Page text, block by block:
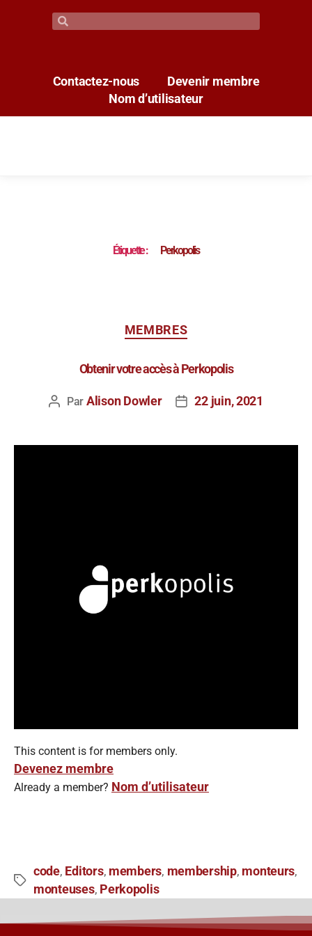
Contactez-nous
Devenir membre
Nom d’utilisateur
Étiquette : Perkopolis
MEMBRES
Obtenir votre accès à Perkopolis
Par Alison Dowler 22 juin, 2021
This content is for members only.
Devenez membre
Already a member? Nom d’utilisateur
code, Editors, members, membership, monteurs,
monteuses, Perkopolis